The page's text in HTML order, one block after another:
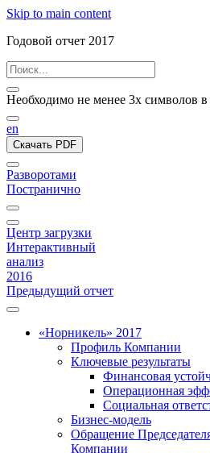
Skip to main content
Годовой отчет 2017
Необходимо не менее 3х символов в
en
Скачать PDF
Разворотами
Постранично
Центр загрузки
Интерактивный
анализ
2016
Предыдущий отчет
«Норникель» 2017
Профиль Компании
Ключевые результаты
Финансовая
Операционная
Социальная
Бизнес-модель
Обращение
Компании